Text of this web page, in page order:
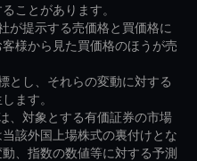
ことがあります。
が提示する売価格と買価格に
様から見た買価格のほうが売
とし、それらの変動に対する
ます。
、対象とする有価証券の市場
該外国上場株式の裏付けとな
、指数の数値等に対する予測